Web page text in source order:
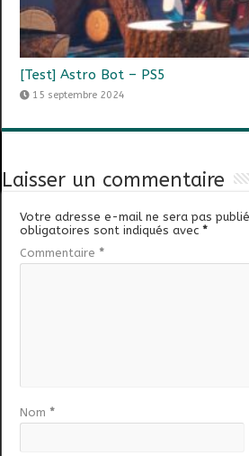
[Test] Astro Bot – PS5
15 septembre 2024
Laisser un commentaire
Votre adresse e-mail ne sera pas
obligatoires sont indiqués avec*
Commentaire *
Nom *